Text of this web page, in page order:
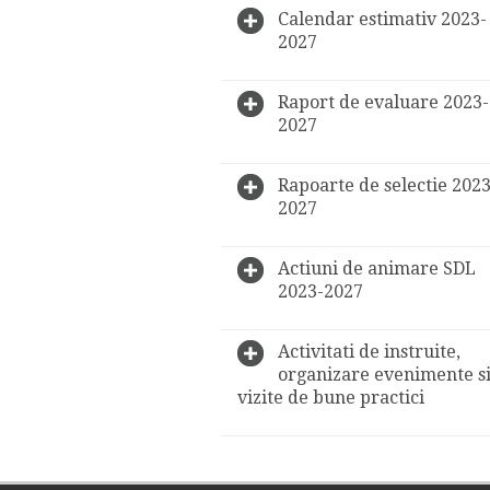
Calendar estimativ 2023-
2027
Raport de evaluare 2023-
2027
Rapoarte de selectie
2027
Actiuni de animare SDL
2023-2027
Activitati de instruite,
organizare evenimente si
vizite de bune practici